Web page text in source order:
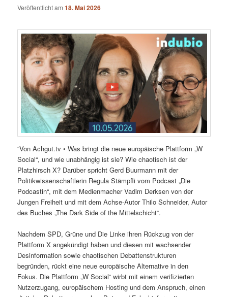
Veröffentlicht am18. Mai 2026
“Von Achgut.tv • Was bringt die neue europäische Plattform „W
Social“, und wie unabhängig ist sie? Wie chaotisch ist der
Platzhirsch X? Darüber spricht Gerd Buurmann mit der
Politikwissenschaftlerin Regula Stämpfli vom Podcast „Die
Podcastin“, mit dem Medienmacher Vadim Derksen von der
Jungen Freiheit und mit dem Achse-Autor Thilo Schneider, Autor
des Buches „The Dark Side of the Mittelschicht“.
Nachdem SPD, Grüne und Die Linke ihren Rückzug von der
Plattform X angekündigt haben und diesen mit wachsender
Desinformation sowie chaotischen Debattenstrukturen
begründen, rückt eine neue europäische Alternative in den
Fokus. Die Plattform „W Social“ wirbt mit einem verifizierten
Nutzerzugang, europäischem Hosting und dem Anspruch, einen